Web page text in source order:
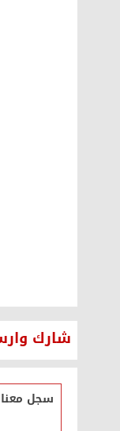
شارك
سجل معنا